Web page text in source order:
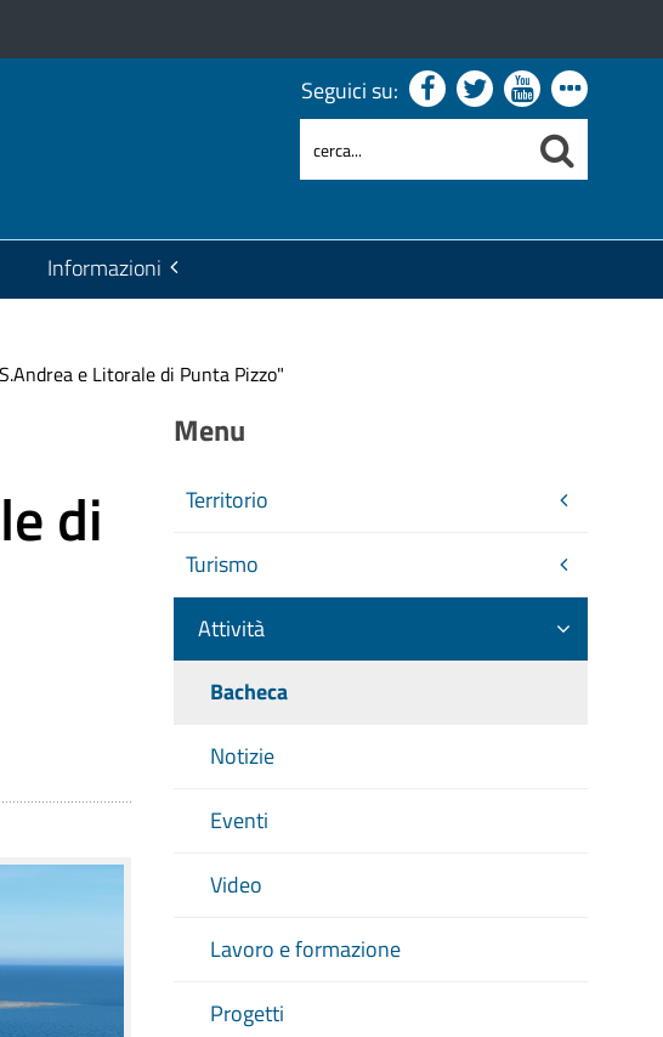
Seguici su:
Informazioni
e Litorale di Punta Pizzo"
di
Menu
Territorio
Turismo
Attività
Bacheca
Notizie
Eventi
Video
Lavoro e formazione
Progetti